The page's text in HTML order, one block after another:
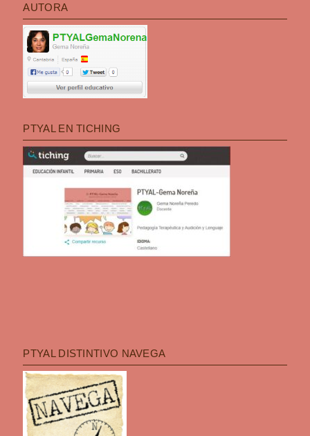
AUTORA
PTYAL EN TICHING
PTYAL DISTINTIVO NAVEGA